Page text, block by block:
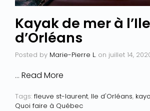
Kayak de mer à l’Ile
d’Orléans
Posted by Marie-Pierre L. on juillet 14,
… Read More
Tags: fleuve st-laurent, Ile d'Orléans,
Quoi faire à Québec